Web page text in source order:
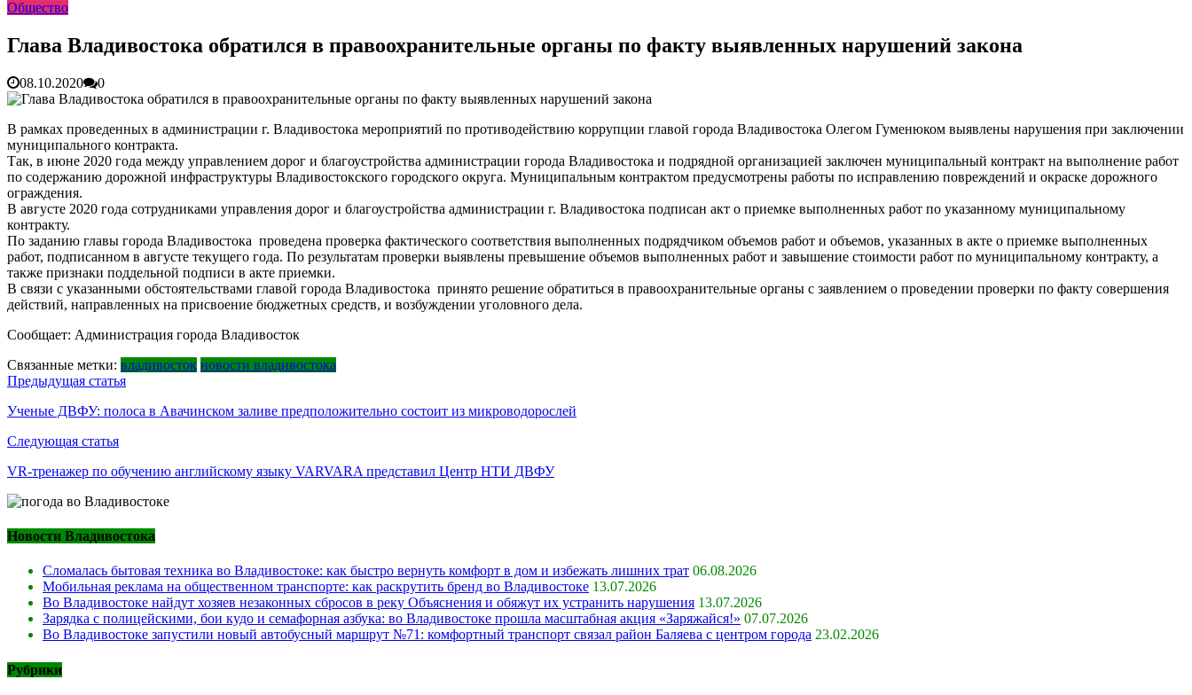
Зарядка с полицейскими, бои кудо и семафорная азбука: во Владивостоке прошла мас...
Бочин Сергей Витальевич 15.03.2026
Ходнева Василиса Валентиновна15.03.2026
Аксенов Александр Валентинович
Русинов Денис Александрович15.03.2026
Общество
Глава Владивостока обратился в правоохранительные органы по факту выявленных нарушений закона
08.10.2020 0
В рамках проведенных в администрации г. Владивостока мероприятий по противодействию коррупции главой города Владивостока Олегом Гуменюком выявлены нарушения при заключении
муниципального контракта.
Так, в июне 2020 года между управлением дорог и благоустройства администрации города Владивостока и подрядной организацией заключен муниципальный контракт на выполнение работ
по содержанию дорожной инфраструктуры Владивостокского городского округа. Муниципальным контрактом предусмотрены работы по исправлению повреждений и окраске дорожного
ограждения.
В августе 2020 года сотрудниками управления дорог и благоустройства администрации г. Владивостока подписан акт о приемке выполненных работ по указанному муниципальному
контракту.
По заданию главы города Владивостока проведена проверка фактического соответствия выполненных подрядчиком объемов работ и объемов, указанных в акте о приемке выполненных
работ, подписанном в августе текущего года. По результатам проверки выявлены превышение объемов выполненных работ и завышение стоимости работ по муниципальному контракту, а
также признаки поддельной подписи в акте приемки.
В связи с указанными обстоятельствами главой города Владивостока принято решение обратиться в правоохранительные органы с заявлением о проведении проверки по факту совершения
действий, направленных на присвоение бюджетных средств, и возбуждении уголовного дела.
Сообщает: Администрация города Владивосток
Связанные метки: владивосток новости владивостока
Навигация
по
записям
Предыдущая статья
Ученые ДВФУ: полоса в Авачинском заливе предположительно состоит из микроводорослей
Следующая статья
VR-тренажер по обучению английскому языку VARVARA представил Центр НТИ ДВФУ
Новости Владивостока
Сломалась бытовая техника во Владивостоке: как быстро вернуть комфорт в дом и избежать лишних трат 06.08.2026
Мобильная реклама на общественном транспорте: как раскрутить бренд во Владивостоке 13.07.2026
Во Владивостоке найдут хозяев незаконных сбросов в реку Объяснения и обяжут их устранить нарушения 13.07.2026
Зарядка с полицейскими, бои кудо и семафорная азбука: во Владивостоке прошла масштабная акция «Заряжайся!» 07.07.2026
Во Владивостоке запустили новый автобусный маршрут №71: комфортный транспорт связал район Баляева с центром города 23.02.2026
Рубрики